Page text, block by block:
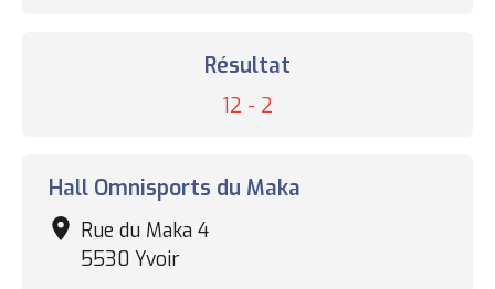
Complexe
sportif
Hall Omnisports du Maka
Rue du Maka 4
5530 Yvoir
Résultat
12 - 2